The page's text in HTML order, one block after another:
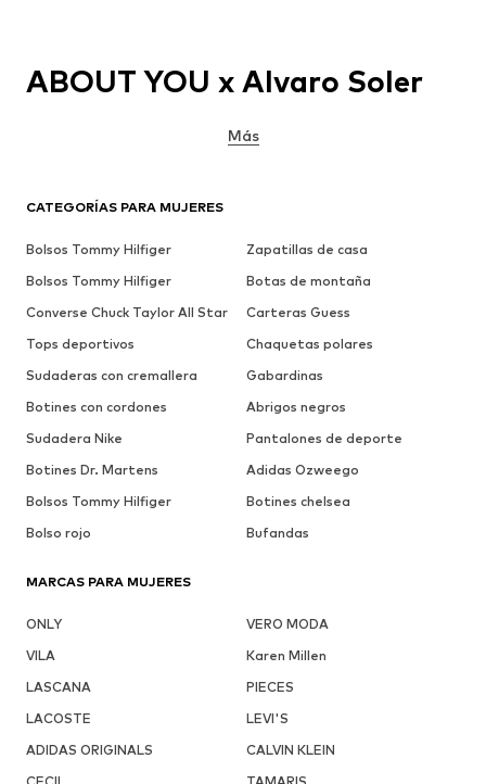
CATEGORÍAS PARA MUJERES
Bolsos Tommy Hilfiger
Zapatillas de casa
Bolsos Tommy Hilfiger
Botas de montaña
Converse Chuck Taylor All Star
Carteras Guess
Tops deportivos
Chaquetas polares
Sudaderas con cremallera
Gabardinas
Botines con cordones
Abrigos negros
Sudadera Nike
Pantalones de deporte
Botines Dr. Martens
Adidas Ozweego
Bolsos Tommy Hilfiger
Botines chelsea
Bolso rojo
Bufandas
MARCAS PARA MUJERES
ONLY
VERO MODA
VILA
Karen Millen
LASCANA
PIECES
LACOSTE
LEVI'S
ADIDAS ORIGINALS
CALVIN KLEIN
ABOUT YOU x Alvaro Soler
Más